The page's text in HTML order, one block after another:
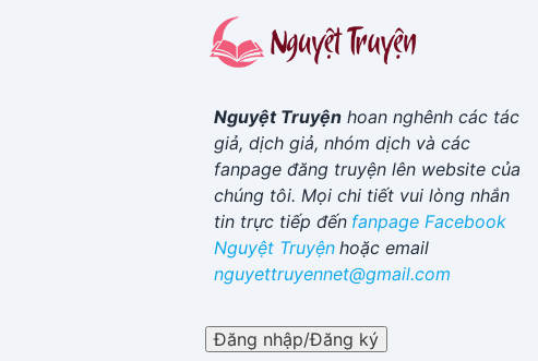
Nguyệt Truyện hoan nghênh các tác
giả, dịch giả, nhóm dịch và các
fanpage đăng truyện lên website của
chúng tôi. Mọi chi tiết vui lòng nhắn
tin trực tiếp đến fanpage Facebook
Nguyệt Truyện hoặc email
nguyettruyennet@gmail.com
Đăng nhập/Đăng ký